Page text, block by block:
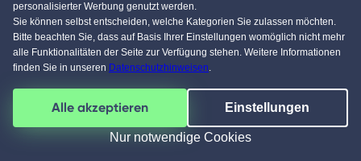
personalisierter Werbung genutzt werden.
Sie können selbst entscheiden, welche Kategorien Sie zulassen möchten.
Bitte beachten Sie, dass auf Basis Ihrer Einstellungen womöglich nicht mehr
alle Funktionalitäten der Seite zur Verfügung stehen. Weitere Informationen
finden Sie in unseren Datenschutzhinweisen.
Alle akzeptieren Einstellungen
Nur notwendige Cookies